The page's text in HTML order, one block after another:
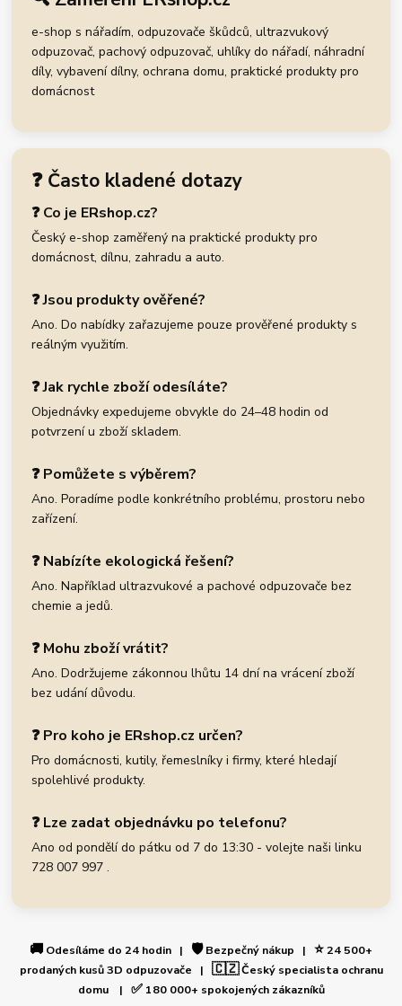
e-shop s nářadím, odpuzovače škůdců, ultrazvukový
odpuzovač, pachový odpuzovač, uhlíky do nářadí, náhradní
díly, vybavení dílny, ochrana domu, praktické produkty pro
domácnost
❓ Často kladené dotazy
❓ Co je ERshop.cz?
Český e-shop zaměřený na praktické produkty pro
domácnost, dílnu, zahradu a auto.
❓ Jsou produkty ověřené?
Ano. Do nabídky zařazujeme pouze prověřené produkty s
reálným využitím.
❓ Jak rychle zboží odesíláte?
Objednávky expedujeme obvykle do 24–48 hodin od
potvrzení u zboží skladem.
❓ Pomůžete s výběrem?
Ano. Poradíme podle konkrétního problému, prostoru nebo
zařízení.
❓ Nabízíte ekologická řešení?
Ano. Například ultrazvukové a pachové odpuzovače bez
chemie a jedů.
❓ Mohu zboží vrátit?
Ano. Dodržujeme zákonnou lhůtu 14 dní na vrácení zboží
bez udání důvodu.
❓ Pro koho je ERshop.cz určen?
Pro domácnosti, kutily, řemeslníky i firmy, které hledají
spolehlivé produkty.
❓ Lze zadat objednávku po telefonu?
Ano od pondělí do pátku od 7 do 13:30 - volejte naši linku
728 007 997 .
🚚 Odesíláme do 24 hodin | 🛡️Bezpečný nákup | ⭐24 500+
prodaných kusů 3D odpuzovače | 🇨🇿Český specialista ochranu
domu | ✅180 000+ spokojených zákazníků